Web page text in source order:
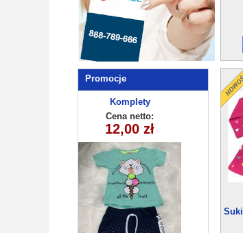
Promocje
Komplety
dziecięce (1-4
) 4szt
Cena netto:
12,00 zł
Komplety
dziecięce (1-4
) 4szt
Cena netto:
15,00 zł